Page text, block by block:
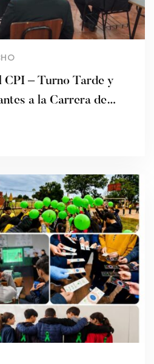
CPI – Turno Tarde y
a la Carrera de